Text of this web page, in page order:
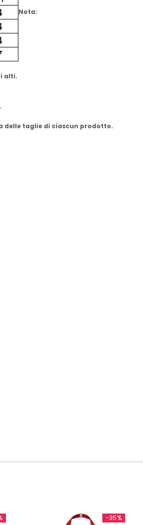
Nota:
alti.
delle taglie di ciascun prodotto.
-35%